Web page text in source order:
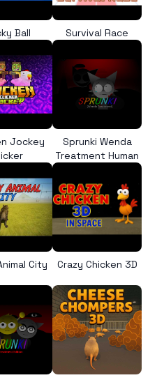
Ball Survival Race
Jockey
Sprunki Wenda
Treatment Human
City Crazy Chicken 3D